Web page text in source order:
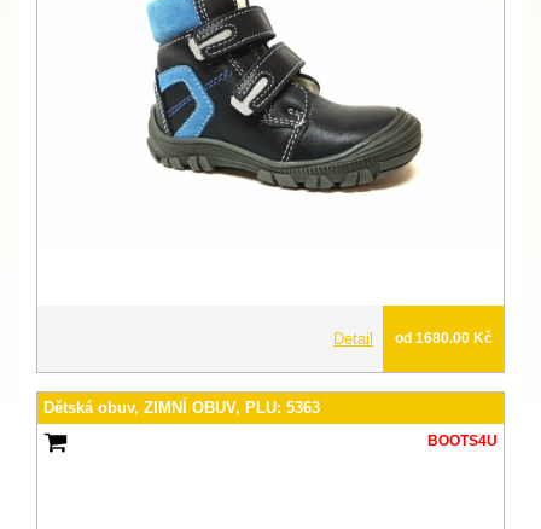
Detail od 1680.00 Kč
Dětská obuv, ZIMNÍ OBUV, PLU: 5363
BOOTS4U